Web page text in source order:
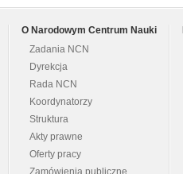
O Narodowym Centrum Nauki
Zadania NCN
Dyrekcja
Rada NCN
Koordynatorzy
Struktura
Akty prawne
Oferty pracy
Zamówienia publiczne